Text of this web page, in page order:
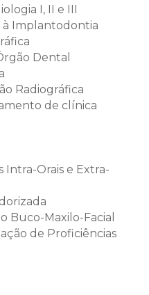
I, II e III
à Implantodontia
Dental
Radiográfica
de clínica
Intra-Orais e Extra-
Buco-Maxilo-Facial
de Proficiências